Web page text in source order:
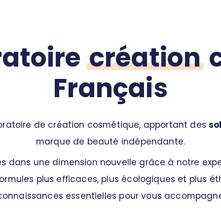
création
Français
de création cosmétique, apportant des
marque de beauté indépendante.
dans une dimension nouvelle grâce à notre
plus efficaces, plus écologiques et plus
essentielles pour vous